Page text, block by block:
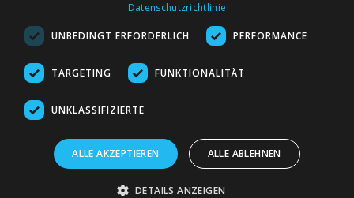
Kontakt
Märkte nach Umkreis
Flohmarkt
Datenschutzrichtlinie
UNBEDINGT ERFORDERLICH PERFORMANCE
TARGETING FUNKTIONALITÄT
UNKLASSIFIZIERTE
ALLE AKZEPTIEREN ALLE ABLEHNEN
DETAILS ANZEIGEN